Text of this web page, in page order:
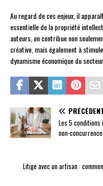
Au regard de ces enjeux, il
essentielle de la propriété
auteurs, on contribue non
créative, mais également à
dynamisme économique du
Les 5 conditions
non-concurrence
Litige avec un artisan :